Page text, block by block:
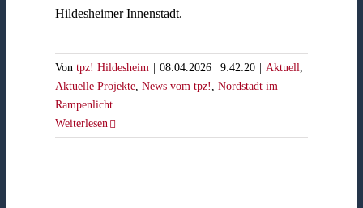
Hildesheimer Innenstadt.
Von tpz! Hildesheim 08.04.2026 | 9:42:20 Aktuell,
Aktuelle Projekte, News vom tpz! , Nordstadt im
Rampenlicht
Weiterlesen